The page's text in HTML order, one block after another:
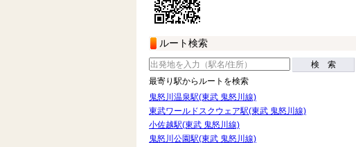
ルート検索
検 索
最寄り駅からルートを検索
鬼怒川温泉駅(東武 鬼怒川線)
東武ワールドスクウェア駅(東武 鬼怒川線)
小佐越駅(東武 鬼怒川線)
鬼怒川公園駅(東武 鬼怒川線)